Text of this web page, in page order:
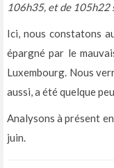
106h35, et de 105h22
Ici, nous constatons
épargné par le
Luxembourg. Nous
aussi, a été quelque
Analysons à présent
juin.